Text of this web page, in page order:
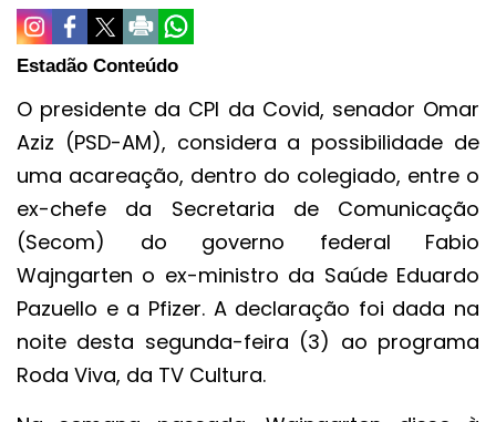
Estadão Conteúdo
O presidente da CPI da Covid, senador Omar
Aziz (PSD-AM), considera a possibilidade de
uma acareação, dentro do colegiado, entre o
ex-chefe da Secretaria de Comunicação
(Secom) do governo federal Fabio
Wajngarten o ex-ministro da Saúde Eduardo
Pazuello e a Pfizer. A declaração foi dada na
noite desta segunda-feira (3) ao programa
Roda Viva, da TV Cultura.